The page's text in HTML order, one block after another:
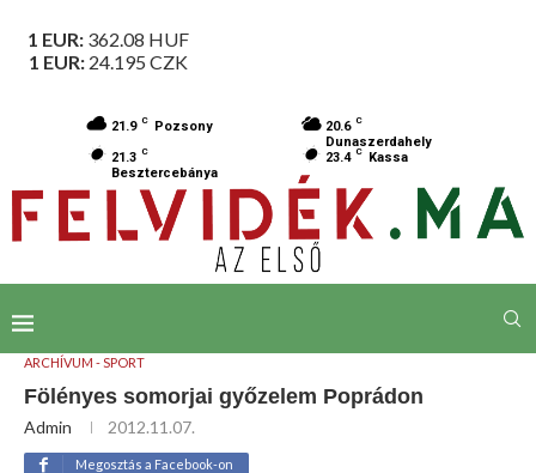
1 EUR: 362.08 HUF
1 EUR: 24.195 CZK
21.9 C Pozsony 20.6 C
Dunaszerdahely
21.3 C
Besztercebánya
23.4 C Kassa
ARCHÍVUM - SPORT
Fölényes somorjai győzelem Poprádon
Admin 2012.11.07.
Megosztás a Facebook-on